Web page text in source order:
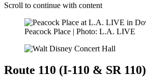
Scroll to continue with content
Peacock Place | Photo: L.A. LIVE
Route 110 (I-110 & SR 110)